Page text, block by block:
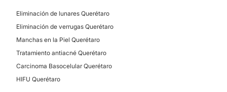
Eliminación de lunares Querétaro
Eliminación de verrugas Querétaro
Manchas en la Piel Querétaro
Tratamiento antiacné Querétaro
Carcinoma Basocelular Querétaro
HIFU Querétaro